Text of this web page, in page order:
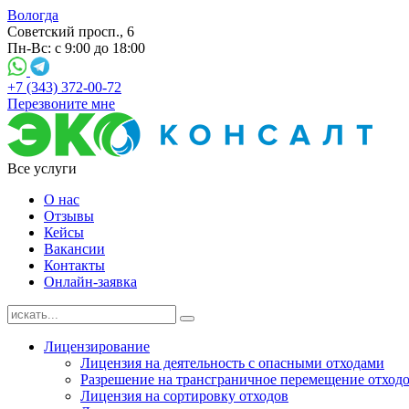
Вологда
Советский просп., 6
Пн-Вс: с 9:00 до 18:00
+7 (343) 372-00-72
Перезвоните мне
Все услуги
О нас
Отзывы
Кейсы
Вакансии
Контакты
Онлайн-заявка
Лицензирование
Лицензия на деятельность с опасными отходами
Разрешение на трансграничное перемещение
Лицензия на сортировку отходов